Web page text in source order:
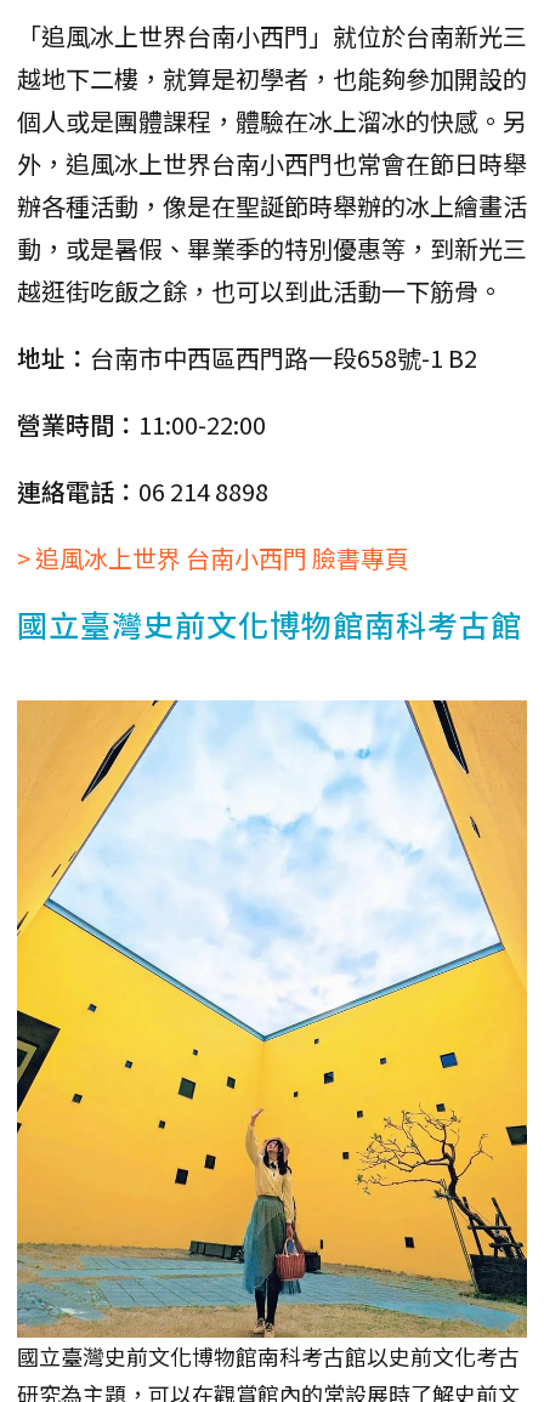
「追風冰上世界台南小西門」就位於台南新光三
越地下二樓，就算是初學者，也能夠參加開設的
個人或是團體課程，體驗在冰上溜冰的快感。另
外，追風冰上世界台南小西門也常會在節日時舉
辦各種活動，像是在聖誕節時舉辦的冰上繪畫活
動，或是暑假、畢業季的特別優惠等，到新光三
越逛街吃飯之餘，也可以到此活動一下筋骨。
地址： 台南市中西區西門路一段658號-1 B2
營業時間： 11:00-22:00
連絡電話： 06 214 8898
> 追風冰上世界 台南小西門 臉書專頁
國立臺灣史前文化博物館南科考古館
國立臺灣史前文化博物館南科考古館以史前文化考古
研究為主題，可以在觀賞館內的常設展時了解史前文